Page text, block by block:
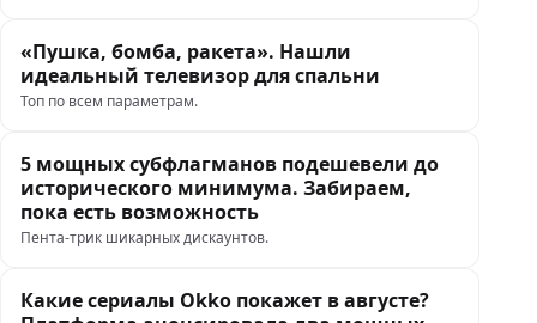
«Пушка, бомба, ракета». Нашли
идеальный телевизор для спальни
Топ по всем параметрам.
5 мощных субфлагманов подешевели до
исторического минимума. Забираем,
пока есть возможность
Пента-трик шикарных дискаунтов.
Какие сериалы Okko покажет в августе?